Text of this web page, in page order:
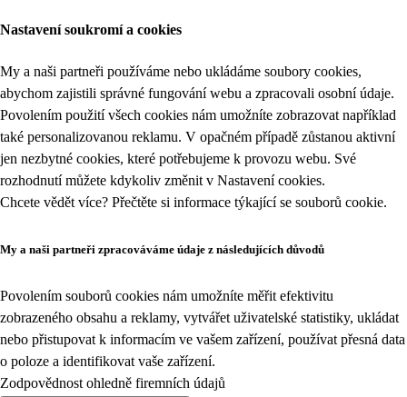
Nastavení soukromí a cookies
My a naši partneři používáme nebo ukládáme soubory cookies,
abychom zajistili správné fungování webu a zpracovali osobní údaje.
Povolením použití všech cookies nám umožníte zobrazovat například
také personalizovanou reklamu. V opačném případě zůstanou aktivní
jen nezbytné cookies, které potřebujeme k provozu webu. Své
rozhodnutí můžete kdykoliv změnit v Nastavení cookies.
Chcete vědět více? Přečtěte si informace týkající se souborů cookie.
My a naši partneři zpracováváme údaje z následujících důvodů
Povolením souborů cookies nám umožníte měřit efektivitu
zobrazeného obsahu a reklamy, vytvářet uživatelské statistiky, ukládat
nebo přistupovat k informacím ve vašem zařízení, používat přesná data
o poloze a identifikovat vaše zařízení.
Zodpovědnost ohledně firemních údajů